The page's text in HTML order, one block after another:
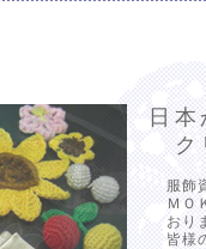
日
ク
服飾
ＭＯ
おり
皆様